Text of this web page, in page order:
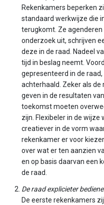
Rekenkamers beperken
standaard werkwijze die
terugkomt. Ze
onderzoek uit, schrijven
deze in de raad. Nadeel
tijd in beslag neemt.
gepresenteerd in de
achterhaald. Zeker als de
geven in de resultaten
toekomst moeten
zijn. Flexibeler in de
creatiever in de vorm
rekenkamer er voor
over wat er ten aanzien
en op basis daarvan een
de raad.
De raad explicieter
De eerste rekenkamers